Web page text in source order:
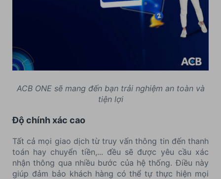
ACB ONE sẽ mang đến bạn trải nghiệm an toàn và
tiện lợi
Độ chính xác cao
Tất cả mọi giao dịch từ truy vấn thông tin đến thanh
toán hay chuyển tiền,... đều sẽ được yêu cầu xác
nhận thông qua nhiều bước của hệ thống. Điều này
giúp đảm bảo khách hàng có thể tự thực hiện mọi